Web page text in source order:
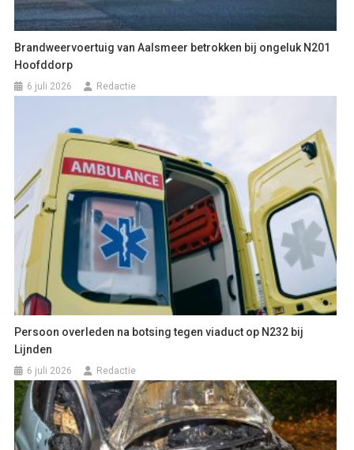
Brandweervoertuig van Aalsmeer betrokken bij ongeluk N201
Hoofddorp
6 juli 2026 Redactie
Persoon overleden na botsing tegen viaduct op N232 bij
Lijnden
6 juli 2026 Redactie